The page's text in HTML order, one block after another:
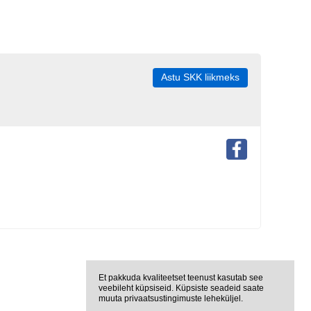
Et pakkuda kvaliteetset teenust kasutab see
veebileht küpsiseid. Küpsiste seadeid saate
muuta privaatsustingimuste leheküljel.
Astu SKK liikmeks